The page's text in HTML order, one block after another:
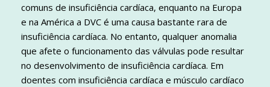
comuns de insuficiência cardíaca, enquanto na Europa
e na América a DVC é uma causa bastante rara de
insuficiência cardíaca. No entanto, qualquer anomalia
que afete o funcionamento das válvulas pode resultar
no desenvolvimento de insuficiência cardíaca. Em
doentes com insuficiência cardíaca e músculo cardíaco